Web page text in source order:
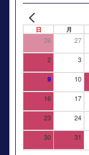
日 月
26 27
2 3
9 10
16 17
23 24
30 31